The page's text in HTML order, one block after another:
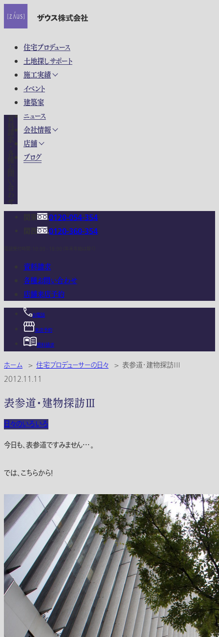
住宅プロデュース
土地探しサポート
施工実績
イベント
建築家
ニュース
会社情報
店舗
ブログ
0120-054-354
0120-360-354
資料請求
各種お問い合わせ
店舗来店予約
お電話
来店予約
資料請求
ホーム > 住宅プロデューサーの日々 > 表参道・建物探訪Ⅲ
2012.11.11
表参道・建物探訪Ⅲ
日々のいろいろ
今日も、表参道ですみません・・・。
では、こちらから！